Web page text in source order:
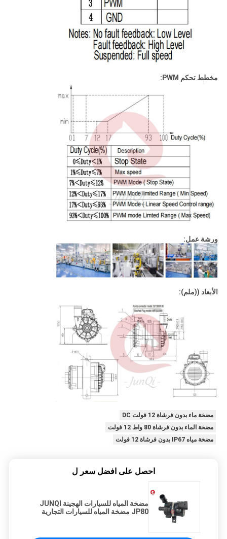
مخطط تحكم PWM:
ورشة عمل:
الأبعاد ((ملم):
مضخة ماء بدون فرشاة 12 فولت DC
مضخة الماء بدون فرشاة 80 واط 12 فولت
مضخة مياه IP67 بدون فرشاة 12 فولت
احصل على افضل سعر ل
مضخة المياه للسيارات الهجينة JUNQI
JP80 مضخة المياه للسيارات التجارية